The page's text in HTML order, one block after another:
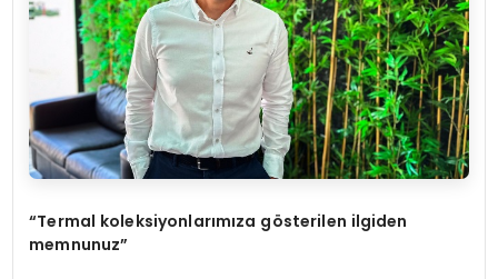
“Termal koleksiyonlarımıza gösterilen ilgiden
memnunuz”